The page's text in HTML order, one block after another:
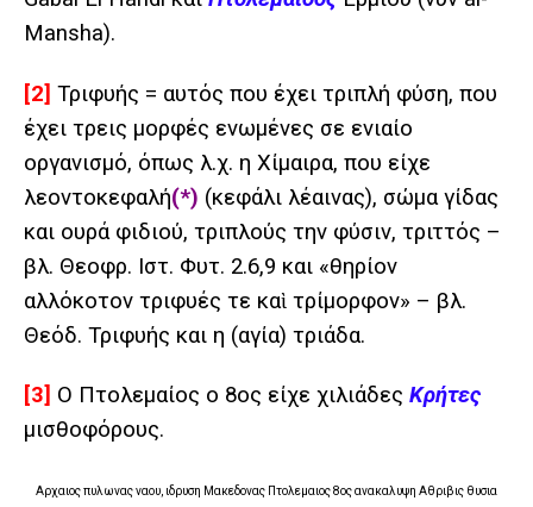
Mansha).
[2] Τριφυής = αυτός που έχει τριπλή φύση, που
έχει τρεις μορφές ενωμένες σε ενιαίο
οργανισμό, όπως λ.χ. η Χίμαιρα, που είχε
λεοντοκεφαλή(*) (κεφάλι λέαινας), σώμα γίδας
και ουρά φιδιού, τριπλούς την φύσιν, τριττός –
βλ. Θεοφρ. Ιστ. Φυτ. 2.6,9 και «θηρίον
αλλόκοτον τριφυές τε καὶ τρίμορφον» – βλ.
Θεόδ. Τριφυής και η (αγία) τριάδα.
[3] Ο Πτολεμαίος ο 8ος είχε χιλιάδες Κρήτες
μισθοφόρους.
Αρχαιος πυλωνας ναου, ιδρυση Μακεδονας Πτολεμαιος 8ος ανακαλυψη Αθριβις θυσια